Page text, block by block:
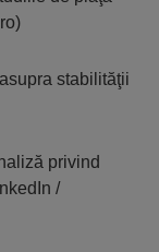
stabilităţii
privind
/